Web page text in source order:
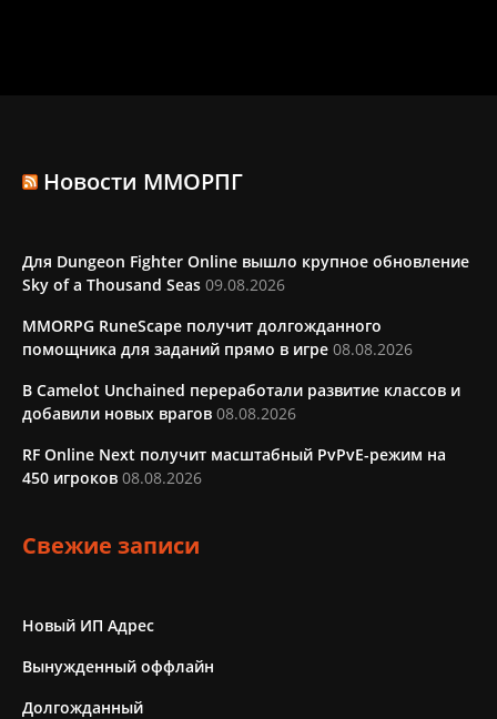
Новости ММОРПГ
Для Dungeon Fighter Online вышло крупное обновление
Sky of a Thousand Seas 09.08.2026
MMORPG RuneScape получит долгожданного
помощника для заданий прямо в игре 08.08.2026
В Camelot Unchained переработали развитие классов и
добавили новых врагов 08.08.2026
RF Online Next получит масштабный PvPvE-режим на
450 игроков 08.08.2026
Свежие записи
Новый ИП Адрес
Вынужденный оффлайн
Долгожданный